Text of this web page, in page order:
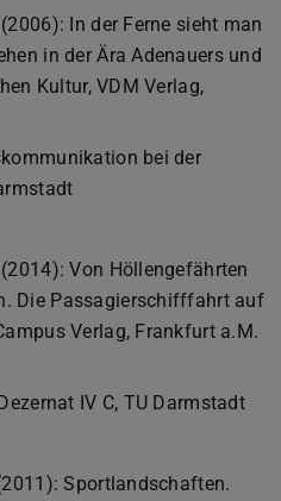
In der Ferne sieht man
in der Ära Adenauers und
Kultur, VDM Verlag,
bei der
Von Höllengefährten
Die Passagierschifffahrt auf
Verlag, Frankfurt a.M.
IV C, TU Darmstadt
Sportlandschaften.